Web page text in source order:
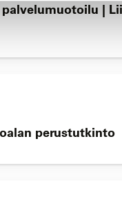
|
perustutkinto